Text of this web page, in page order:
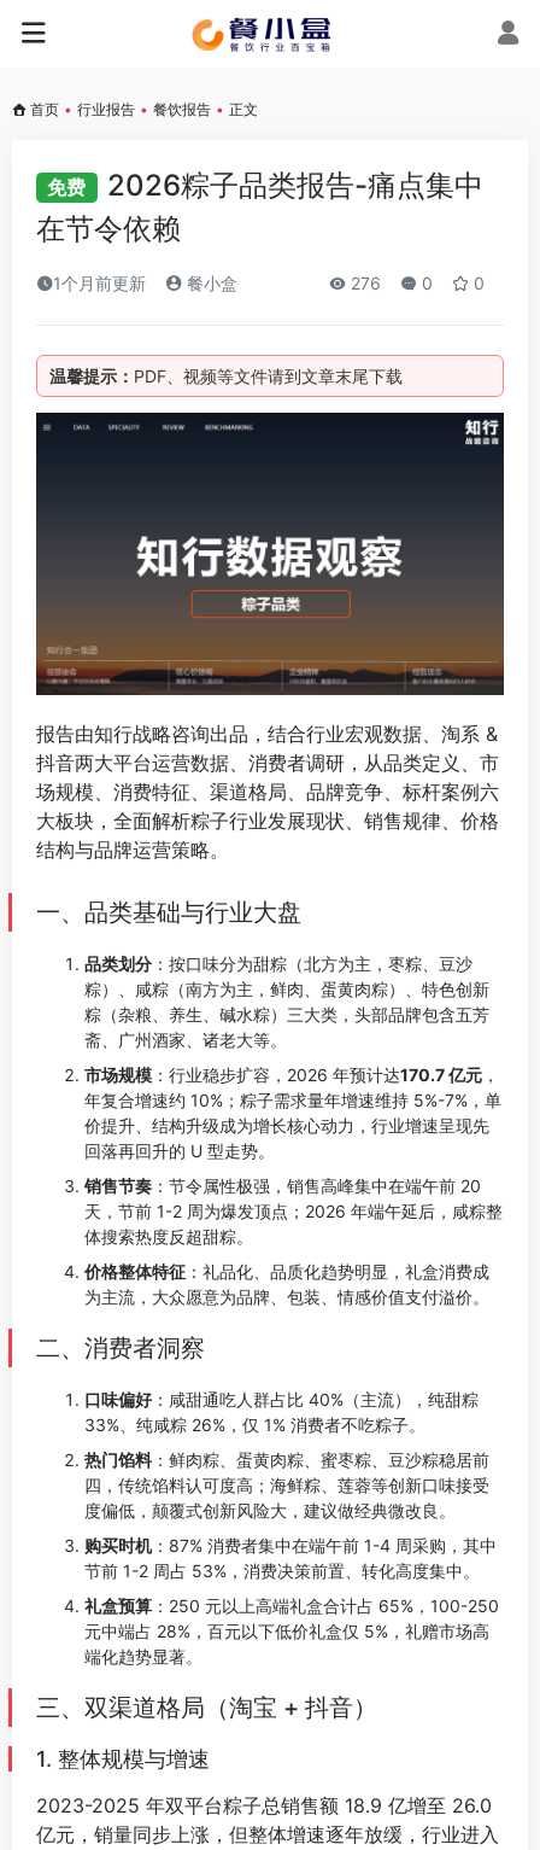
首页 • 行业报告 • 餐饮报告 • 正文
免费
2026粽子品类报告-痛点集中
在节令依赖
1个月前更新 餐小盒 276 0 0
温馨提示： PDF、视频等文件请到文章末尾下载
报告由知行战略咨询出品，结合行业宏观数据、淘系 &
抖音两大平台运营数据、消费者调研，从品类定义、市
场规模、消费特征、渠道格局、品牌竞争、标杆案例六
大板块，全面解析粽子行业发展现状、销售规律、价格
结构与品牌运营策略。
一、品类基础与行业大盘
品类划分 ：按口味分为甜粽（北方为主，枣粽、豆沙
粽）、咸粽（南方为主，鲜肉、蛋黄肉粽）、特色创新
粽（杂粮、养生、碱水粽）三大类，头部品牌包含五芳
斋、广州酒家、诸老大等。
市场规模 ：行业稳步扩容，2026 年预计达170.7 亿元 ，
年复合增速约 10%；粽子需求量年增速维持 5%-7%，单
价提升、结构升级成为增长核心动力，行业增速呈现先
回落再回升的 U 型走势。
销售节奏 ：节令属性极强，销售高峰集中在端午前 20
天，节前 1-2 周为爆发顶点；2026 年端午延后，咸粽整
体搜索热度反超甜粽。
价格整体特征 ：礼品化、品质化趋势明显，礼盒消费成
为主流，大众愿意为品牌、包装、情感价值支付溢价。
二、消费者洞察
口味偏好 ：咸甜通吃人群占比 40%（主流），纯甜粽
33%、纯咸粽 26%，仅 1% 消费者不吃粽子。
热门馅料：鲜肉粽、蛋黄肉粽、蜜枣粽、豆沙粽稳居前
四，传统馅料认可度高；海鲜粽、莲蓉等创新口味接受
度偏低，颠覆式创新风险大，建议做经典微改良。
购买时机：87% 消费者集中在端午前 1-4 周采购，其中
节前 1-2 周占 53%，消费决策前置、转化高度集中。
礼盒预算 ：250 元以上高端礼盒合计占 65%，100-250
元中端占 28%，百元以下低价礼盒仅 5%，礼赠市场高
端化趋势显著。
三、双渠道格局（淘宝 + 抖音）
1. 整体规模与增速
2023-2025 年双平台粽子总销售额 18.9 亿增至 26.0
亿元，销量同步上涨，但整体增速逐年放缓，行业进入